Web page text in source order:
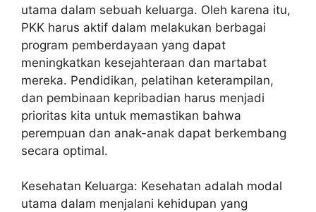
utama dalam sebuah keluarga. Oleh karena itu,
PKK harus aktif dalam melakukan berbagai
program pemberdayaan yang dapat
meningkatkan kesejahteraan dan martabat
mereka. Pendidikan, pelatihan keterampilan,
dan pembinaan kepribadian harus menjadi
prioritas kita untuk memastikan bahwa
perempuan dan anak-anak dapat berkembang
secara optimal.
Kesehatan Keluarga: Kesehatan adalah modal
utama dalam menjalani kehidupan yang